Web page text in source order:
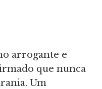
arrogante e
que nunca
Um